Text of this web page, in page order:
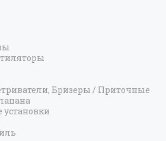
Бризеры / Приточные